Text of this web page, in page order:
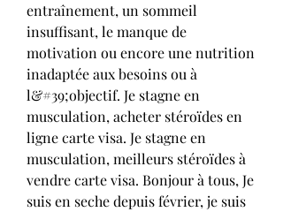
entraînement, un sommeil
insuffisant, le manque de
motivation ou encore une nutrition
inadaptée aux besoins ou à
l&#39;objectif. Je stagne en
musculation, acheter stéroïdes en
ligne carte visa. Je stagne en
musculation, meilleurs stéroïdes à
vendre carte visa. Bonjour à tous, Je
suis en seche depuis février, je suis